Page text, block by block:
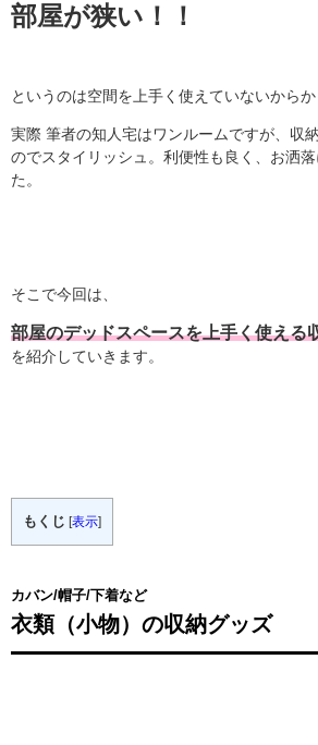
部屋が狭い！！
というのは空間を上手く使えていないからか
実際 筆者の知人宅はワンルームですが、収
のでスタイリッシュ。利便性も良く、お洒落
た。
そこで今回は、
部屋のデッドスペースを上手く使える
を紹介していきます。
もくじ [表示]
カバン/帽子/下着など
衣類（小物）の収納グッズ